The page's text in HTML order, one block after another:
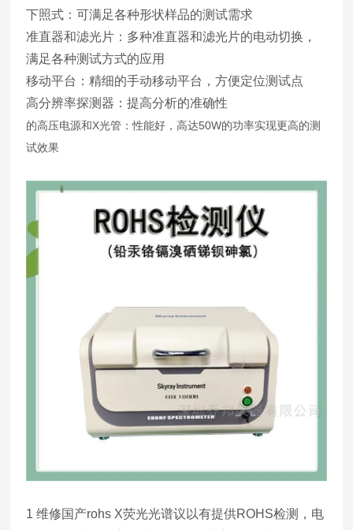
下照式：可满足各种形状样品的测试需求
准直器和滤光片：多种准直器和滤光片的电动切换，
满足各种测试方式的应用
移动平台：精细的手动移动平台，方便定位测试点
高分辨率探测器：提高分析的准确性
的高压电源和X光管：性能好，高达50W的功率实现更高的测
试效果
1 维修国产rohs X荧光光谱议以有提供ROHS检测，电